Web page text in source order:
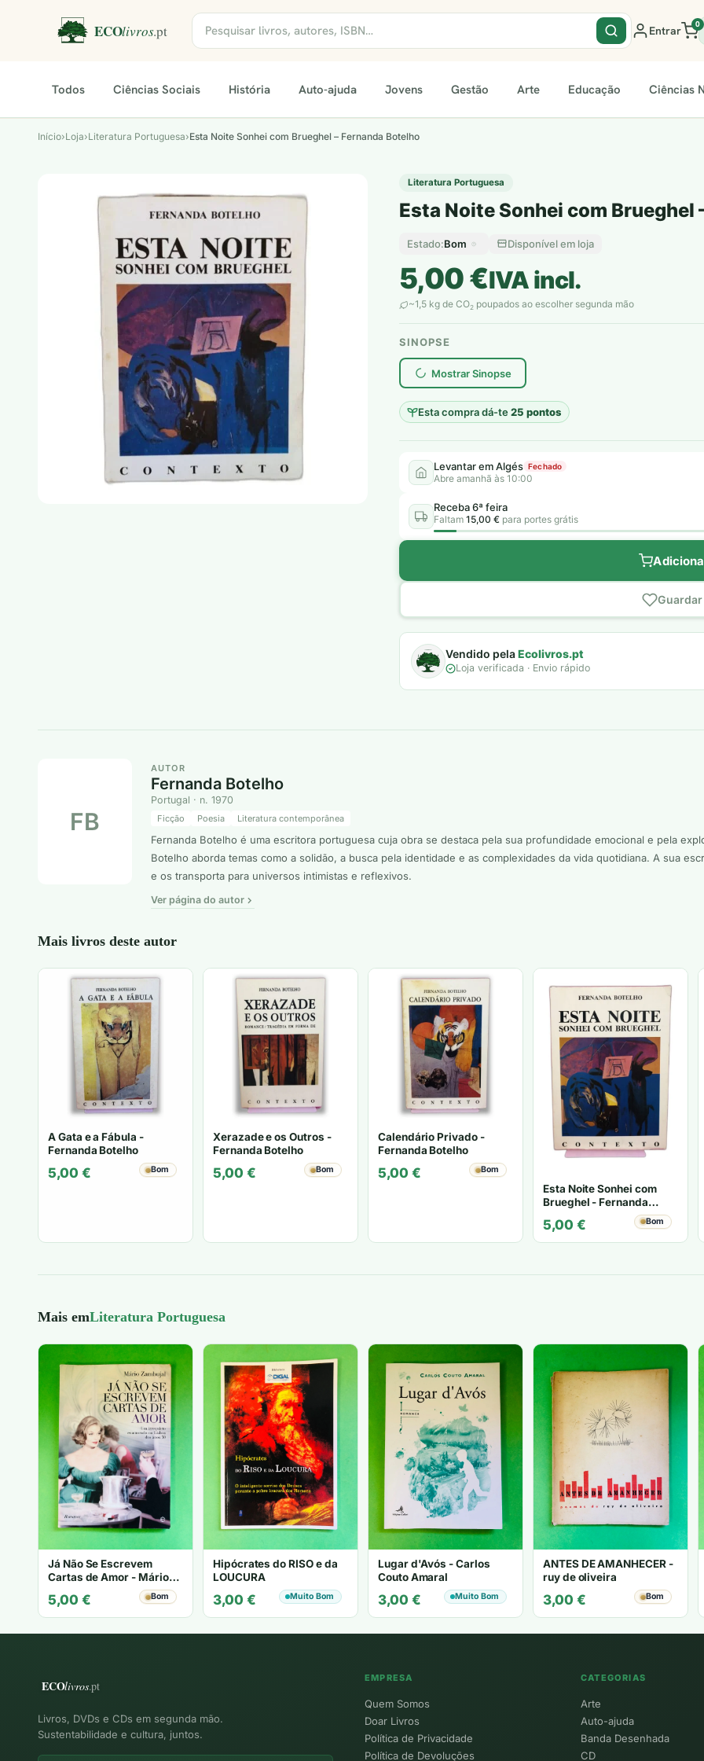
Entrar 0
Todos Ciências Sociais História Auto-ajuda Jovens Gestão Arte Educação Ciências
Início›Loja›Literatura Portuguesa›Esta Noite Sonhei com Brueghel – Fernanda Botelho
Literatura Portuguesa
Esta Noite Sonhei com Brueghel
Estado:Bom Disponível em loja
5,00€IVA incl.
~1,5 kg de CO2 poupados ao escolher segunda mão
SINOPSE
Mostrar Sinopse
Esta compra dá-te25 pontos
plantar árvores reais
Levantar em Algés Fechado
Abre amanhã às 10:00
Receba 6ª feira
Faltam 15,00 € para portes grátis
Vendido pelaEcolivros.pt
Loja verificada · Envio rápido
FB
AUTOR
Fernanda Botelho
Portugal · n. 1970
Ficção Poesia Literatura contemporânea
Fernanda Botelho é uma escritora portuguesa cuja obra se destaca pela sua profundidade emocional e pela
Botelho aborda temas como a solidão, a busca pela identidade e as complexidades da vida quotidiana. A sua
e os transporta para universos intimistas e reflexivos.
Ver página do autor
Mais livros deste autor
A Gata e a Fábula -
Fernanda Botelho
5,00 € Bom
Xerazade e os Outros -
Fernanda Botelho
5,00 € Bom
Calendário Privado -
Fernanda Botelho
5,00 € Bom
Esta Noite Sonhei com
Brueghel - Fernanda
5,00 € Bom
Mais emLiteratura Portuguesa
Já Não Se Escrevem
Cartas de Amor - Mário
5,00 € Bom
Hipócrates do RISO e da
LOUCURA
3,00 € Muito Bom
Lugar d'Avós - Carlos
Couto Amaral
3,00 € Muito Bom
ANTES DE AMANHECER -
ruy de oliveira
3,00 € Bom
Livros, DVDs e CDs em segunda mão.
Sustentabilidade e cultura, juntos.
EMPRESA
Quem Somos
Doar Livros
Política de Privacidade
Política de Devoluções
CATEGORIAS
Arte
Auto-ajuda
Banda Desenhada
CD